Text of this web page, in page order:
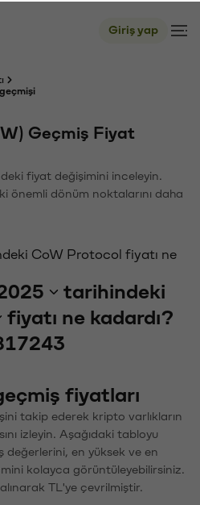
Giriş yap
Geçmiş Fiyat
fiyat değişimini inceleyin.
önemli dönüm noktalarını daha
CoW Protocol fiyatı ne
tarihindeki
fiyatı ne kadardı?
fiyatları
takip ederek kripto varlıkların
izleyin. Aşağıdaki tabloyu
değerlerini, en yüksek ve en
kolayca görüntüleyebilirsiniz.
TL'ye çevrilmiştir.